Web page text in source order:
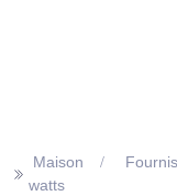
>>
Maison
watts